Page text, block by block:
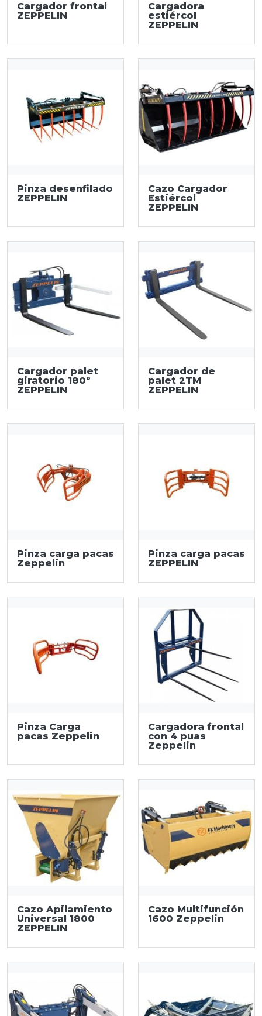
Cargador frontal
ZEPPELIN
Cargadora
estiércol
ZEPPELIN
Pinza desenfilado
ZEPPELIN
Cazo Cargador
Estiércol
ZEPPELIN
Cargador palet
giratorio 180º
ZEPPELIN
Cargador de
palet 2TM
ZEPPELIN
Pinza carga pacas
Zeppelin
Pinza carga pacas
ZEPPELIN
Pinza Carga
pacas Zeppelin
Cargadora frontal
con 4 puas
Zeppelin
Cazo Apilamiento
Universal 1800
ZEPPELIN
Cazo Multifunción
1600 Zeppelin